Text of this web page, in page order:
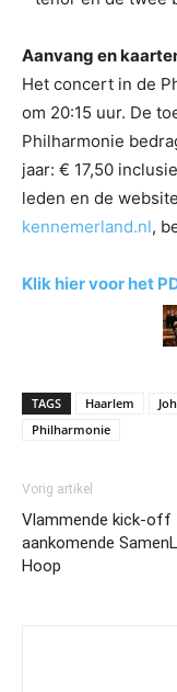
Aanvang en
Het concert in de
om 20:15 uur. De
Philharmonie
jaar: € 17,50
leden en de
kennemerland.nl,
Klik hier voor het
TAGS Haarlem
Philharmonie
Vorig artikel
Vlammende kick-off
aankomende
Hoop